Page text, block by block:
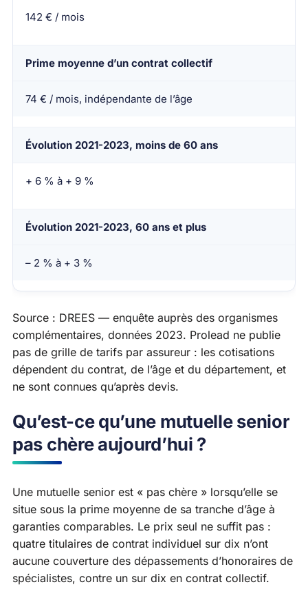
142 € / mois
Prime moyenne d’un contrat collectif
74 € / mois, indépendante de l’âge
Évolution 2021-2023, moins de 60 ans
+ 6 % à + 9 %
Évolution 2021-2023, 60 ans et plus
– 2 % à + 3 %
Source : DREES — enquête auprès des organismes
complémentaires, données 2023. Prolead ne publie
pas de grille de tarifs par assureur : les cotisations
dépendent du contrat, de l’âge et du département, et
ne sont connues qu’après devis.
Qu’est-ce qu’une mutuelle senior
pas chère aujourd’hui ?
Une mutuelle senior est « pas chère » lorsqu’elle se
situe sous la prime moyenne de sa tranche d’âge à
garanties comparables. Le prix seul ne suffit pas :
quatre titulaires de contrat individuel sur dix n’ont
aucune couverture des dépassements d’honoraires de
spécialistes, contre un sur dix en contrat collectif.